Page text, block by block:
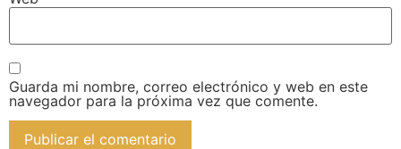
Guarda mi nombre, correo electrónico y web en este
navegador para la próxima vez que comente.